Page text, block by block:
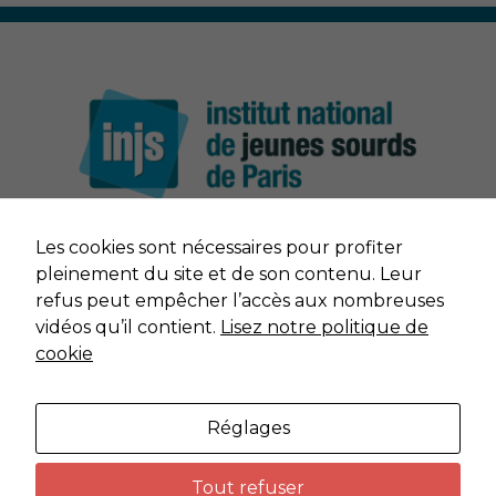
NOUS CONTACTER
MENTIONS LÉGALES
PLAN DU SITE
Les cookies sont nécessaires pour profiter
pleinement du site et de son contenu. Leur
refus peut empêcher l’accès aux nombreuses
vidéos qu’il contient. Lisez notre politique de
cookie
Réglages
Tout refuser
Nécessaire
sont nécessaires
au
fonctionnement
du site Web.
Vidéos
Afin que notre
site Web
fonctionne
aussi bien que
refusez ces
cookies,
certaines